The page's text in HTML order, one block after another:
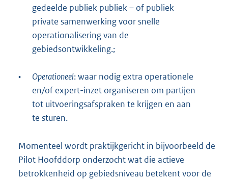
gedeelde publiek publiek – of publiek
private samenwerking voor snelle
operationalisering van de
gebiedsontwikkeling.;
• Operationeel: waar nodig extra operationele
en/of expert-inzet organiseren om partijen
tot uitvoeringsafspraken te krijgen en aan
te sturen.
Momenteel wordt praktijkgericht in bijvoorbeeld de
Pilot Hoofddorp onderzocht wat die actieve
betrokkenheid op gebiedsniveau betekent voor de